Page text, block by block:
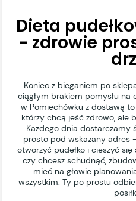
Dieta
- zdrowie
Koniec z bieganiem po
ciągłym brakiem pomysłu na
w Pomiechówku z dostawą
którzy chcą jeść zdrowo, ale
Każdego dnia dostarczamy
prosto pod wskazany adres
otworzyć pudełko i cieszyć
czy chcesz schudnąć,
mieć na głowie
wszystkim. Ty po prostu